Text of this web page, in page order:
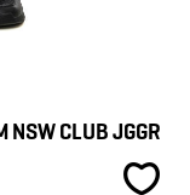
NSW CLUB JGGR